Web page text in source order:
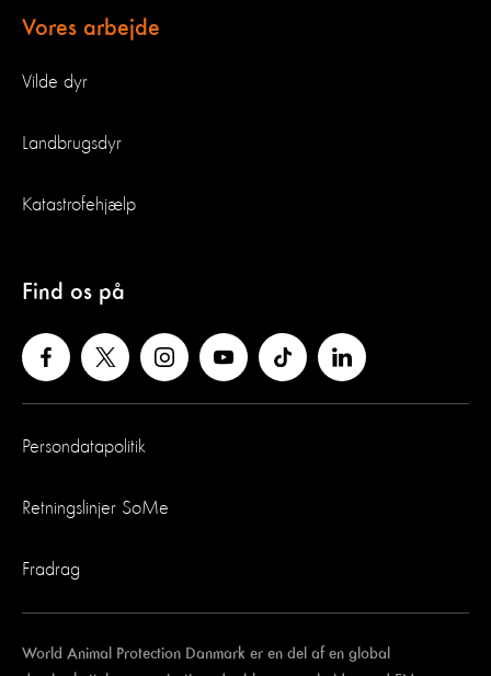
Vores arbejde
Vilde dyr
Landbrugsdyr
Katastrofehjælp
Find os på
Persondatapolitik
Retningslinjer SoMe
Fradrag
World Animal Protection Danmark er en del af en global